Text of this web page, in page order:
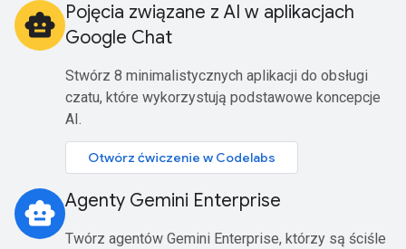
smart_toy Pojęcia związane z AI w aplikacjach
Google Chat
Stwórz 8 minimalistycznych aplikacji do obsługi
czatu, które wykorzystują podstawowe koncepcje
AI.
Otwórz ćwiczenie w Codelabs
smart_toy Agenty Gemini Enterprise
Twórz agentów Gemini Enterprise, którzy są ściśle